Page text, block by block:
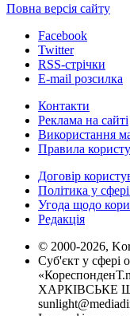
Повна версія сайту
Facebook
Twitter
RSS-стрічки
E-mail розсилка
Контакти
Реклама на сайті
Використання
Правила
Договір
Політика у
Угода щодо
Редакція
© 2000-2026,
Суб'єкт у сфері
ХАРКІВСЬКЕ